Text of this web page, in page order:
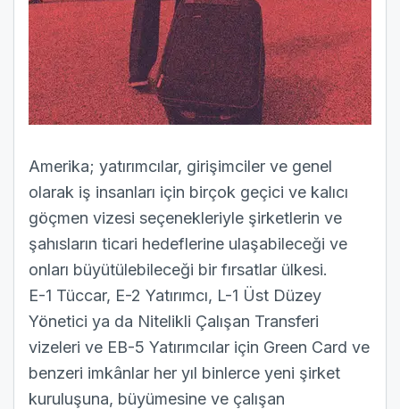
Amerika; yatırımcılar, girişimciler ve genel
olarak iş insanları için birçok geçici ve kalıcı
göçmen vizesi seçenekleriyle şirketlerin ve
şahısların ticari hedeflerine ulaşabileceği ve
onları büyütülebileceği bir fırsatlar ülkesi.
E-1 Tüccar, E-2 Yatırımcı, L-1 Üst Düzey
Yönetici ya da Nitelikli Çalışan Transferi
vizeleri ve EB-5 Yatırımcılar için Green Card ve
benzeri imkânlar her yıl binlerce yeni şirket
kuruluşuna, büyümesine ve çalışan